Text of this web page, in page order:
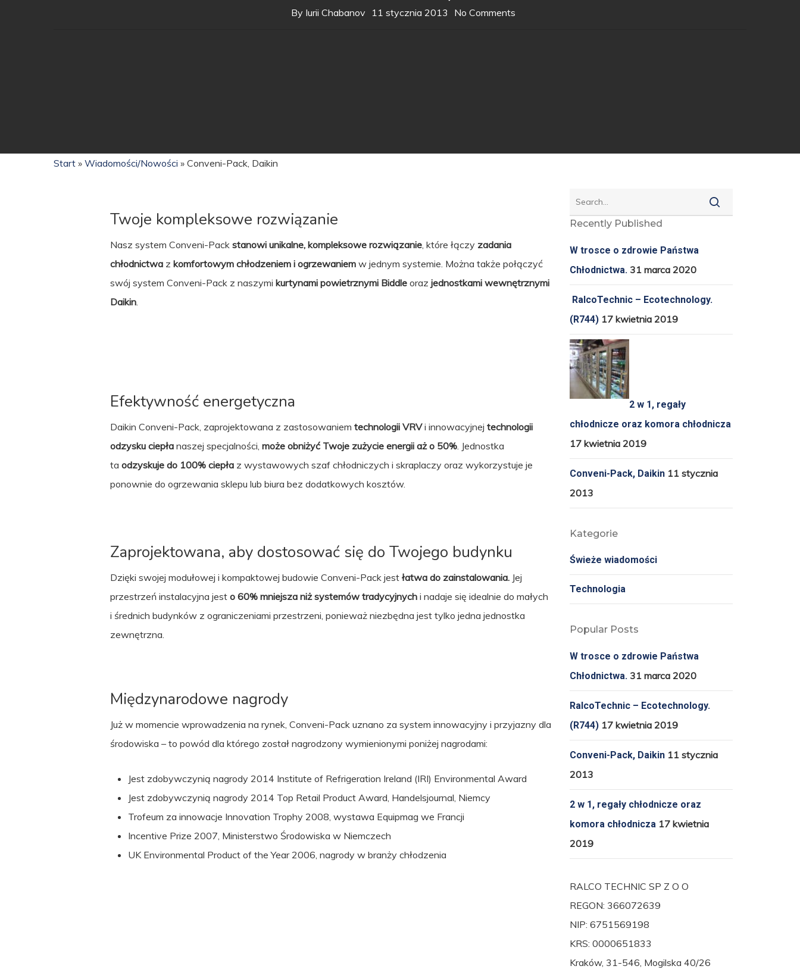
By Iurii Chabanov 11 stycznia 2013 No Comments
Start » Wiadomości/Nowości » Conveni-Pack, Daikin
Twoje kompleksowe rozwiązanie
Nasz system Conveni-Pack stanowi unikalne, kompleksowe rozwiązanie, które łączy zadania
chłodnictwa z komfortowym chłodzeniem i ogrzewaniem w jednym systemie. Można także połączyć
swój system Conveni-Pack z naszymi kurtynami powietrznymi Biddle oraz jednostkami wewnętrznymi
Daikin.
Efektywność energetyczna
Daikin Conveni-Pack, zaprojektowana z zastosowaniem technologii VRVi innowacyjnej technologii
odzysku ciepła naszej specjalności, może obniżyć Twoje zużycie energii aż o 50%. Jednostka
ta odzyskuje do 100% ciepła z wystawowych szaf chłodniczych i skraplaczy oraz wykorzystuje je
ponownie do ogrzewania sklepu lub biura bez dodatkowych kosztów.
Zaprojektowana, aby dostosować się do Twojego budynku
Dzięki swojej modułowej i kompaktowej budowie Conveni-Pack jest łatwa do zainstalowania. Jej
przestrzeń instalacyjna jest o 60% mniejsza niż systemów tradycyjnych i nadaje się idealnie do małych
i średnich budynków z ograniczeniami przestrzeni, ponieważ niezbędna jest tylko jedna jednostka
zewnętrzna.
Międzynarodowe nagrody
Już w momencie wprowadzenia na rynek, Conveni-Pack uznano za system innowacyjny i przyjazny dla
środowiska – to powód dla którego został nagrodzony wymienionymi poniżej nagrodami:
Jest zdobywczynią nagrody 2014 Institute of Refrigeration Ireland (IRI) Environmental Award
Jest zdobywczynią nagrody 2014 Top Retail Product Award, Handelsjournal, Niemcy
Trofeum za innowacje Innovation Trophy 2008, wystawa Equipmag we Francji
Incentive Prize 2007, Ministerstwo Środowiska w Niemczech
UK Environmental Product of the Year 2006, nagrody w branży chłodzenia
Recently Published
W trosce o zdrowie Państwa
Chłodnictwa. 31 marca 2020
RalcoTechnic – Ecotechnology.
(R744) 17 kwietnia 2019
2 w 1, regały
chłodnicze oraz komora chłodnicza
17 kwietnia 2019
Conveni-Pack, Daikin 11 stycznia
2013
Kategorie
Świeże wiadomości
Technologia
Popular Posts
W trosce o zdrowie Państwa
Chłodnictwa. 31 marca 2020
RalcoTechnic – Ecotechnology.
(R744) 17 kwietnia 2019
Conveni-Pack, Daikin 11 stycznia
2013
2 w 1, regały chłodnicze oraz
komora chłodnicza 17 kwietnia
2019
RALCO TECHNIC SP Z O O
REGON: 366072639
NIP: 6751569198
KRS: 0000651833
Kraków, 31-546, Mogilska 40/26